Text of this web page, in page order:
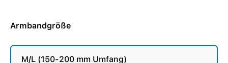
Armbandgröße
M/L (150-200 mm Umfang)